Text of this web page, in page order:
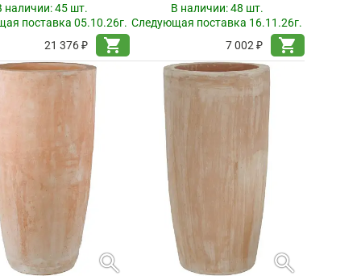
наличии:45 шт.
поставка 05.10.26г.
21 376 ₽
shopping_cart
В наличии:48 шт.
Следующая поставка 16.11.26г.
7 002 ₽
shopping_cart
search search